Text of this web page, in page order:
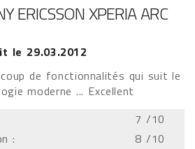
ERICSSON XPERIA ARC
le 29.03.2012
de fonctionnalités qui suit le
moderne ... Excellent
7 /10
:
8 /10